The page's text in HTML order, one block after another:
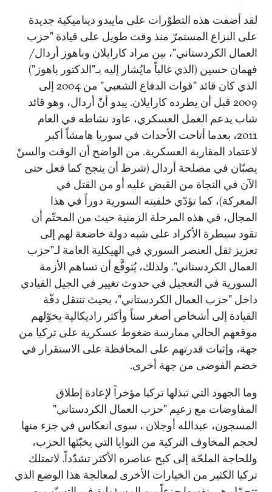
لقد أضفت هذه التطوّرات على مايبدو ديناميكية جديدة
على النزاع المستمرّ منذ وقت طويل على قيادة "حزب
العمال الكردستاني"، بين مراد كارايلان وباهوز أردال/
فهمان حسين (الذي غالباً مايُشار إليه بـ"الدكتور باهوز")
الذي كان قائد "قوات الدفاع الشعبي" من 2004 إلى
2009 قبل أن يطرده كارايلان. يبدو أنّ أردال، وهو قائد
شاب يدعم العمل العسكري، عاود نشاطه في العام
2011، بعدما أتاحت الأحداث في سوريا هامشاً أكبر
لاعتماد المقاربة العسكرية. من الواضح أن الوقت والسنّ
يصبّان في مصلحة أردال (شرط أن ينجح كما فعل حتى
الآن في النجاة من القبض عليه أو من القتل في
المعركة)، كما تؤدّي خلفيته السورية دوراً في هذا
المجال، في هذه المرحلة الزمنية حيث من المحتّم أن
تقود سيطرة الأكراد على شبه دولة خاضعة لهم إلى
تعزيز ثقل العنصر السوري في الهيكلية العامة لـ"حزب
العمال الكردستاني". ولذلك، يُتوقَّع أن تساهم الأزمة
السورية في التعجيل في حدوث تغيير في الجيل القيادي
داخل "حزب العمال الكردستاني"، بحيث تنتقل دفّة
القيادة إلى أشخاص أصغر سناً وأكثر راديكالية يخوّلهم
موقعهم الحالي ممارسة ضغوط عسكرية على تركيا من
جهة، وإثبات قدرتهم على المحافظة على الاستقرار في
خضم الفوضى من جهة أخرى.
وما الجهود التي تبذلها تركيا مؤخراً لإعادة إطلاق
المفاوضات مع زعيم "حزب العمال الكردستاني"
المسجون، عبدالله أوجلان ، سوى انعكاس في جزء منها
لحجم المخاوف التركية من النوايا التي يخبّئها الحزب،
وللحاجة الملحّة إلى كبح عناصره الأكثر تشدّداً. لاتمتلك
تركيا الكثير من الخيارات الأخرى لمعالجة هذا الوضع الذي